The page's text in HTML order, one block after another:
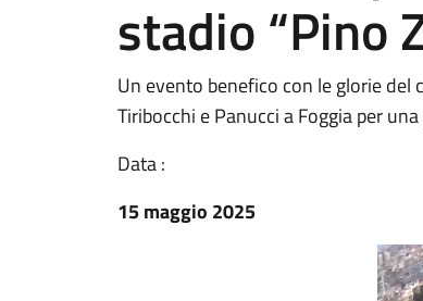
stadio “Pino
Un evento benefico con le glorie del
Tiribocchi e Panucci a Foggia per
Data :
15 maggio 2025